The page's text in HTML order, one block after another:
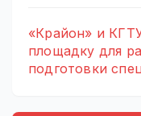
«Крайон» и
площадку для
подготовки